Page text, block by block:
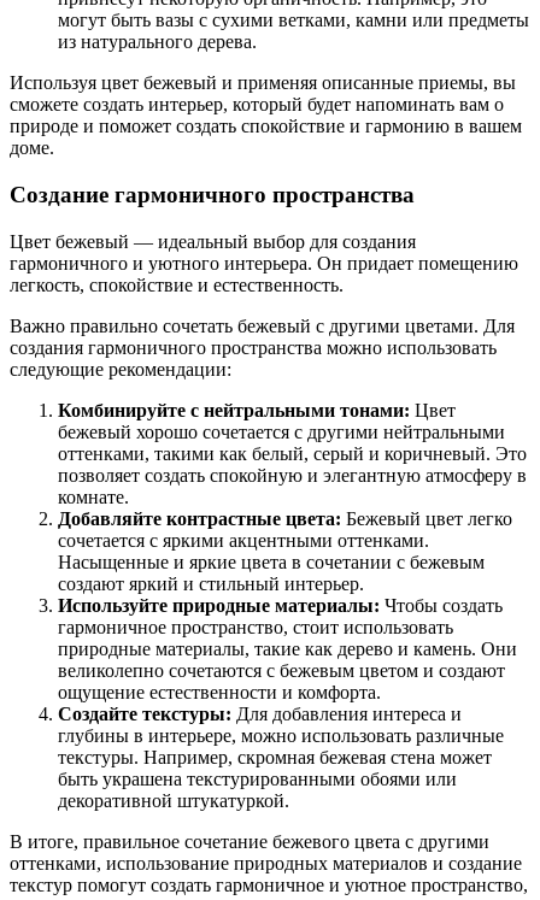
могут быть вазы с сухими ветками, камни или предметы
из натурального дерева.
Используя цвет бежевый и применяя описанные приемы, вы
сможете создать интерьер, который будет напоминать вам о
природе и поможет создать спокойствие и гармонию в вашем
доме.
Создание гармоничного пространства
Цвет бежевый — идеальный выбор для создания
гармоничного и уютного интерьера. Он придает помещению
легкость, спокойствие и естественность.
Важно правильно сочетать бежевый с другими цветами. Для
создания гармоничного пространства можно использовать
следующие рекомендации:
Комбинируйте с нейтральными тонами: Цвет
бежевый хорошо сочетается с другими нейтральными
оттенками, такими как белый, серый и коричневый. Это
позволяет создать спокойную и элегантную атмосферу в
комнате.
Добавляйте контрастные цвета: Бежевый цвет легко
сочетается с яркими акцентными оттенками.
Насыщенные и яркие цвета в сочетании с бежевым
создают яркий и стильный интерьер.
Используйте природные материалы: Чтобы создать
гармоничное пространство, стоит использовать
природные материалы, такие как дерево и камень. Они
великолепно сочетаются с бежевым цветом и создают
ощущение естественности и комфорта.
Создайте текстуры: Для добавления интереса и
глубины в интерьере, можно использовать различные
текстуры. Например, скромная бежевая стена может
быть украшена текстурированными обоями или
декоративной штукатуркой.
В итоге, правильное сочетание бежевого цвета с другими
оттенками, использование природных материалов и создание
текстур помогут создать гармоничное и уютное пространство,